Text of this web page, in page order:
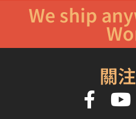
We ship
關